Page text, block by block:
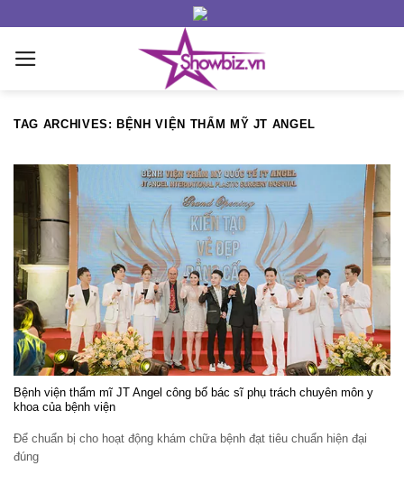
content
TAG ARCHIVES: BỆNH VIỆN THẨM MỸ JT ANGEL
Bệnh viện thẩm mĩ JT Angel công bố bác sĩ phụ trách chuyên môn y
khoa của bệnh viện
Để chuẩn bị cho hoạt động khám chữa bệnh đạt tiêu chuẩn hiện đại
đúng